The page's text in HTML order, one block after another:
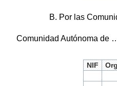
B. Por las
Comunidad Autónoma
NIF